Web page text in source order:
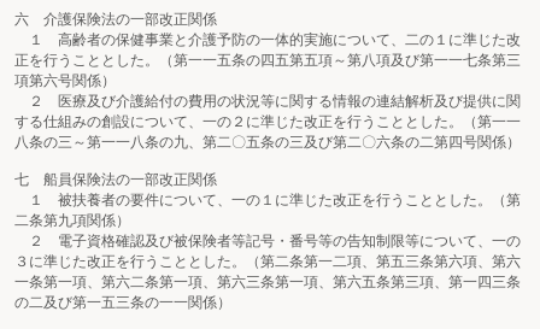
六 介護保険法の一部改正関係
１ 高齢者の保健事業と介護予防の一体的実施について、二の１に準じた改
正を行うこととした。（第一一五条の四五第五項～第八項及び第一一七条第三
項第六号関係）
２ 医療及び介護給付の費用の状況等に関する情報の連結解析及び提供に関
する仕組みの創設について、一の２に準じた改正を行うこととした。（第一一
八条の三～第一一八条の九、第二〇五条の三及び第二〇六条の二第四号関係）
七 船員保険法の一部改正関係
１ 被扶養者の要件について、一の１に準じた改正を行うこととした。（第
二条第九項関係）
２ 電子資格確認及び被保険者等記号・番号等の告知制限等について、一の
３に準じた改正を行うこととした。（第二条第一二項、第五三条第六項、第六
一条第一項、第六二条第一項、第六三条第一項、第六五条第三項、第一四三条
の二及び第一五三条の一一関係）